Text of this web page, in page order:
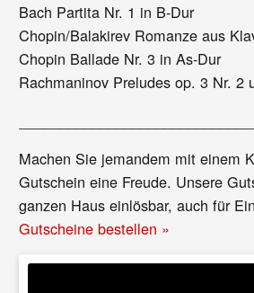
Bach Partita Nr. 1 in B-Dur
Chopin/Balakirev Romanze aus
Chopin Ballade Nr. 3 in As-Dur
Rachmaninov Preludes op. 3 Nr. 2
Machen Sie jemandem mit einem
Gutschein eine Freude. Unsere
ganzen Haus einlösbar, auch für
Gutscheine bestellen »